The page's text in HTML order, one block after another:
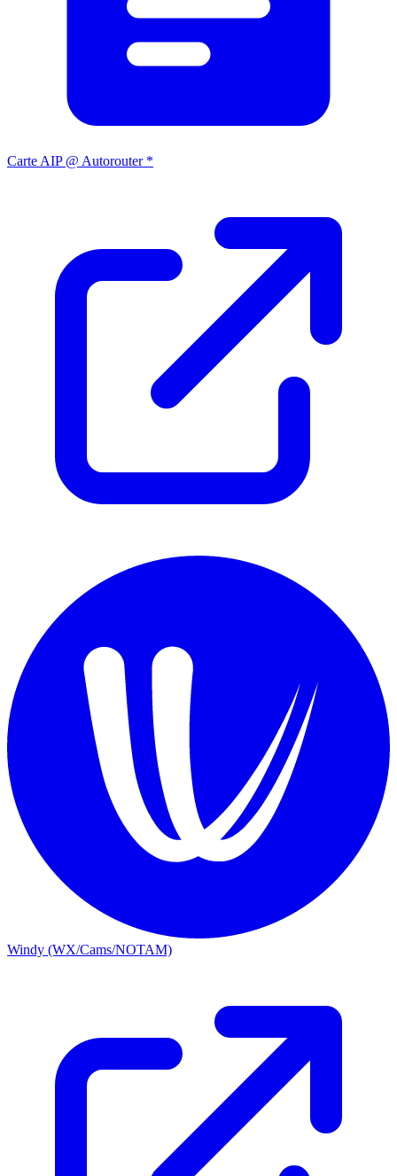
Carte AIP @ Autorouter *
Windy (WX/Cams/NOTAM)